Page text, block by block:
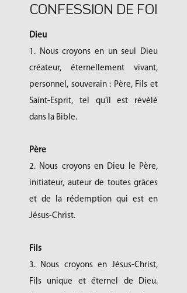
CONFESSION DE FOI
Dieu
1. Nous croyons en un seul Dieu
créateur, éternellement vivant,
personnel, souverain : Père, Fils et
Saint-Esprit, tel qu’il est révélé
dans la Bible.
Père
2. Nous croyons en Dieu le Père,
initiateur, auteur de toutes grâces
et de la rédemption qui est en
Jésus-Christ.
Fils
3. Nous croyons en Jésus-Christ,
Fils unique et éternel de Dieu.